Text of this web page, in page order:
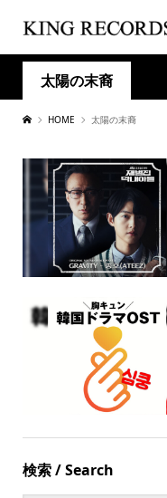
太陽の末裔
HOME 太陽の末裔
検索 / Search